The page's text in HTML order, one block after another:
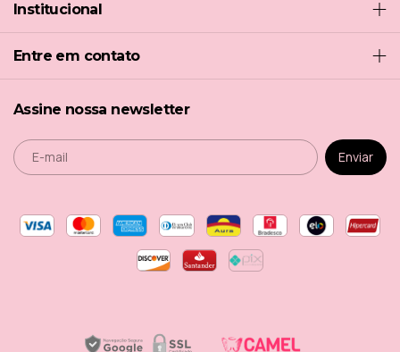
Institucional
Entre em contato
Assine nossa newsletter